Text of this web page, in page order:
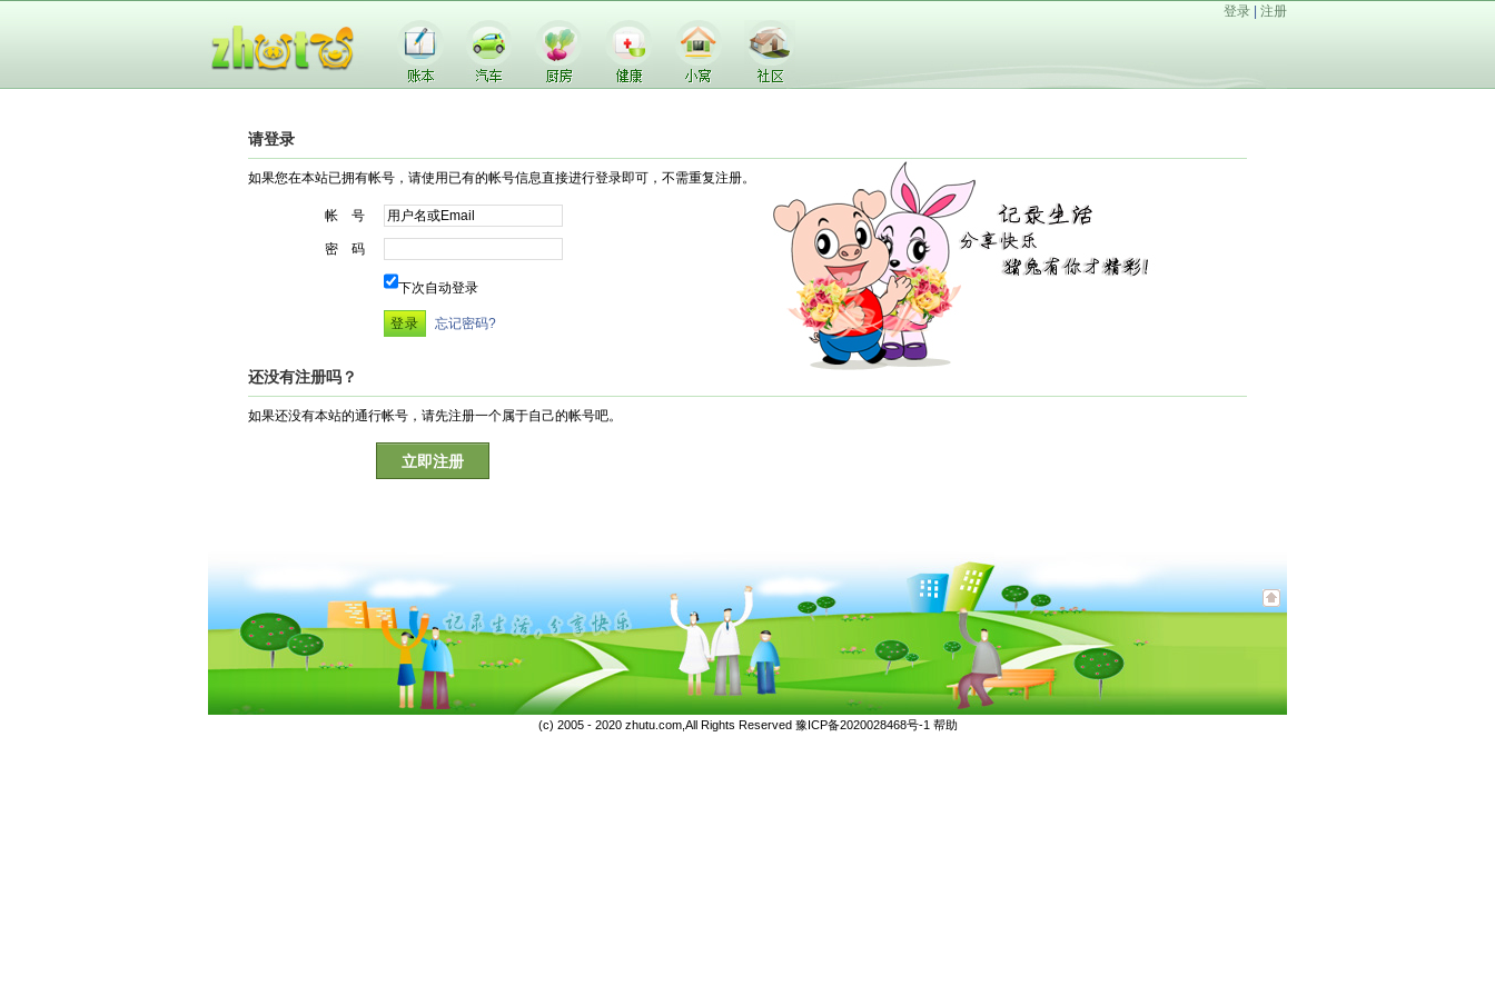
登录 注册
请登录
如果您在本站已拥有帐号，请使用已有的帐号信息直接进行登录即可，不需重复注册。
帐 号
密 码
下次自动登录
忘记密码?
还没有注册吗？
如果还没有本站的通行帐号，请先注册一个属于自己的帐号吧。
立即注册
(c) 2005 - 2020 zhutu.com,All Rights Reserved 豫ICP备2020028468号-1 帮助